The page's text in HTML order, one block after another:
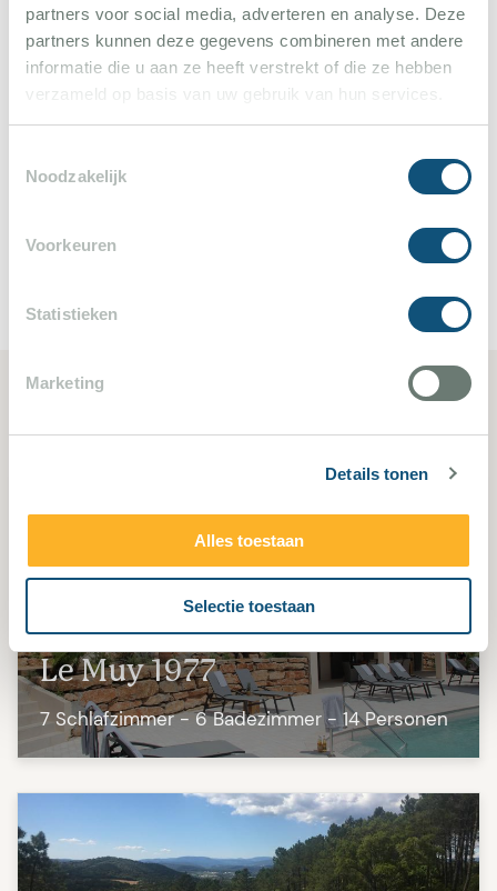
partners voor social media, adverteren en analyse. Deze
partners kunnen deze gegevens combineren met andere
informatie die u aan ze heeft verstrekt of die ze hebben
verzameld op basis van uw gebruik van hun services.
Noodzakelijk
Voorkeuren
Statistieken
Marketing
Details tonen
Alles toestaan
Selectie toestaan
Le Muy ist eine schöne zentrale Lage zwischen der
Küste Ste maxime und die echte Provence mit den
charmanten Dörfern wie Lorgues, Flayosc, Le
Thoronet und Cotignac.
Le Muy 1977
7 Schlafzimmer - 6 Badezimmer - 14 Personen